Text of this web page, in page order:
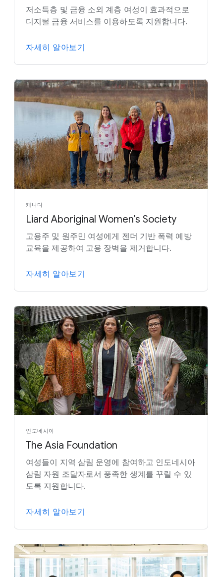
저소득층 및 금융 소외 계층 여성이 효과적으로
디지털 금융 서비스를 이용하도록 지원합니다.
자세히 알아보기
캐나다
Liard Aboriginal Women’s Society
고용주 및 원주민 여성에게 젠더 기반 폭력 예방
교육을 제공하여 고용 장벽을 제거합니다.
자세히 알아보기
인도네시아
The Asia Foundation
여성들이 지역 삼림 운영에 참여하고 인도네시아
삼림 자원 조달자로서 풍족한 생계를 꾸릴 수 있
도록 지원합니다.
자세히 알아보기